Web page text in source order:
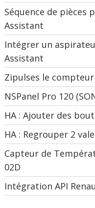
Séquence de pièces
Assistant
Intégrer un
Assistant
Zipulses le
NSPanel Pro 120
HA : Ajouter des
HA : Regrouper 2
Capteur de
02D
Intégration API